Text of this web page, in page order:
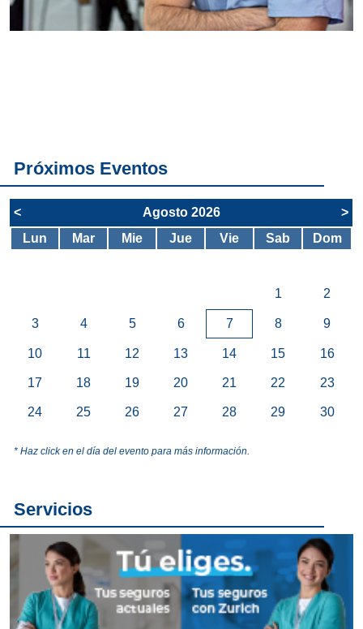
Próximos Eventos
< Agosto 2026
>
Lun
Mar Mie Jue Vie Sab Dom
1 2
3 4 5 6 7 8 9
10 11 12 13 14 15 16
17 18 19 20 21 22 23
24 25 26 27 28 29 30
* Haz click en el día del evento para más información.
Servicios